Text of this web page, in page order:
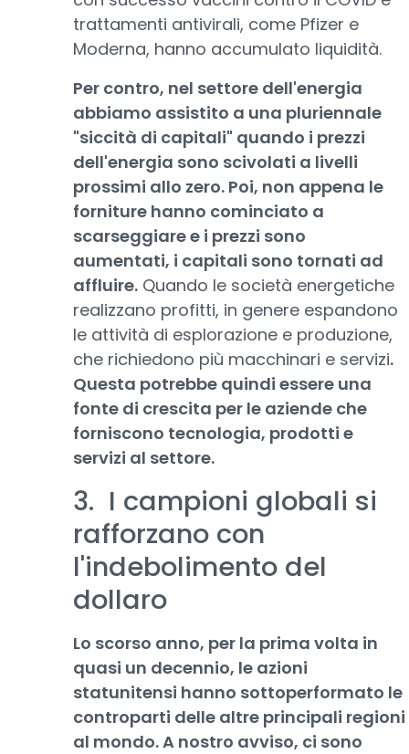
trattamenti antivirali, come Pfizer e
Moderna, hanno accumulato liquidità.
Per contro, nel settore dell'energia
abbiamo assistito a una pluriennale
"siccità di capitali" quando i prezzi
dell'energia sono scivolati a livelli
prossimi allo zero. Poi, non appena le
forniture hanno cominciato a
scarseggiare e i prezzi sono
aumentati, i capitali sono tornati ad
affluire. Quando le società energetiche
realizzano profitti, in genere espandono
le attività di esplorazione e produzione,
che richiedono più macchinari e servizi.
Questa potrebbe quindi essere una
fonte di crescita per le aziende che
forniscono tecnologia, prodotti e
servizi al settore.
3. I campioni globali si
rafforzano con
l'indebolimento del
dollaro
Lo scorso anno, per la prima volta in
quasi un decennio, le azioni
statunitensi hanno sottoperformato le
controparti delle altre principali regioni
al mondo. A nostro avviso, ci sono